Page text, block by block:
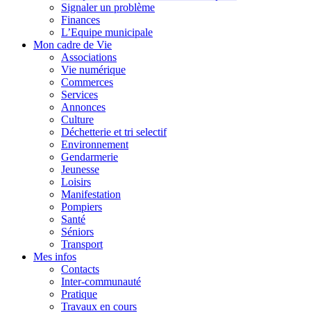
Signaler un problème
Finances
L’Equipe municipale
Mon cadre de Vie
Associations
Vie numérique
Commerces
Services
Annonces
Culture
Déchetterie et tri selectif
Environnement
Gendarmerie
Jeunesse
Loisirs
Manifestation
Pompiers
Santé
Séniors
Transport
Mes infos
Contacts
Inter-communauté
Pratique
Travaux en cours